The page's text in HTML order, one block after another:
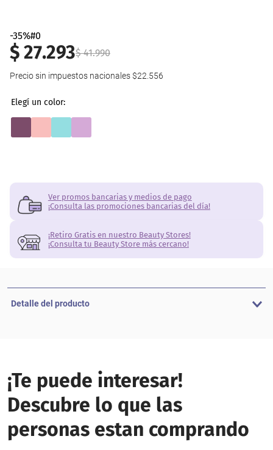
-35%#0
$27.293$ 41.990
Precio sin impuestos nacionales $22.556
Ver promos bancarias y medios de pago
¡Consulta las promociones bancarias del día!
¡Retiro Gratis en nuestro Beauty Stores!
¡Consulta tu Beauty Store más cercano!
Detalle del producto
¡Te puede interesar!
Descubre lo que las
personas estan comprando